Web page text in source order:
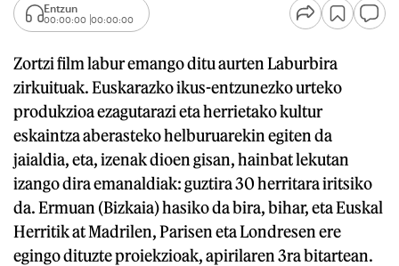
Entzun
00:00:00 00:00:00
Zortzi film labur emango ditu aurten Laburbira
zirkuituak. Euskarazko ikus-entzunezko urteko
produkzioa ezagutarazi eta herrietako kultur
eskaintza aberasteko helburuarekin egiten da
jaialdia, eta, izenak dioen gisan, hainbat lekutan
izango dira emanaldiak: guztira 30 herritara iritsiko
da. Ermuan (Bizkaia) hasiko da bira, bihar, eta Euskal
Herritik at Madrilen, Parisen eta Londresen ere
egingo dituzte proiekzioak, apirilaren 3ra bitartean.